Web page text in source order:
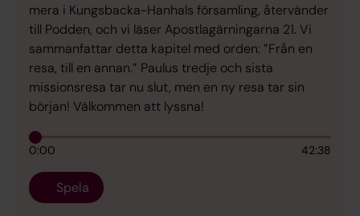
mera i Kungsbacka-Hanhals församling, återvänder
till Podden, och vi läser Apostlagärningarna 21. Vi
sammanfattar detta kapitel med orden: ”Från en
resa, till en annan.” Paulus tredje och sista
missionsresa tar nu slut, men en ny resa tar sin
början! Välkommen att lyssna!
0:00 42:38
Spela